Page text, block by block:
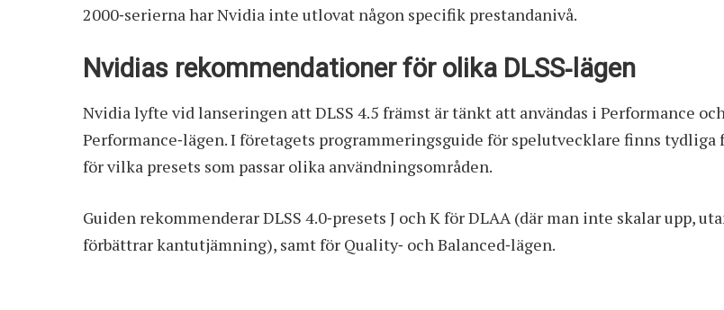
2000‑serierna har Nvidia inte utlovat någon specifik prestandanivå.
Nvidias rekommendationer för olika DLSS‑lägen
Nvidia lyfte vid lanseringen att DLSS 4.5 främst är tänkt att användas i Performance
Performance‑lägen. I företagets programmeringsguide för spelutvecklare finns tydliga
för vilka presets som passar olika användningsområden.
Guiden rekommenderar DLSS 4.0‑presets J och K för DLAA (där man inte skalar upp,
förbättrar kantutjämning), samt för Quality‑ och Balanced‑lägen.